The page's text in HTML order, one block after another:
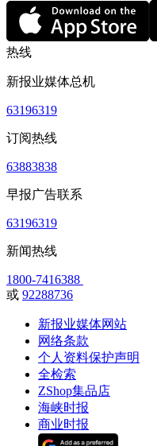
热线
新报业媒体总机
63196319
订阅热线
63883838
早报广告联系
63196319
新闻热线
1800-7416388
或 92288736
新报业媒体网站
网络条款
个人资料保护声明
全检索
ZShop集品店
海峡时报
商业时报